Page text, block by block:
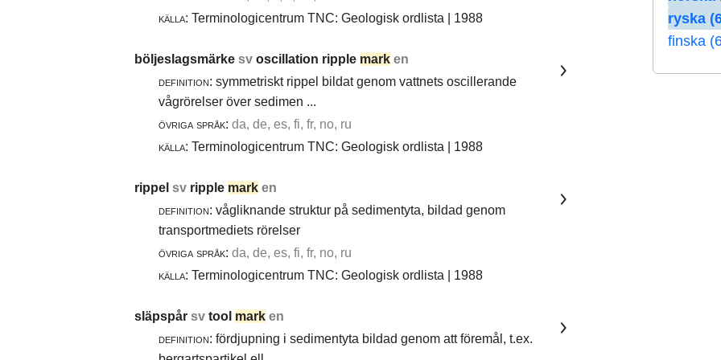
ryska
finska
källa: Terminologicentrum TNC: Geologisk ordlista | 1988
böljeslagsmärke sv oscillation ripple mark en
definition: symmetriskt rippel bildat genom vattnets oscillerande
vågrörelser över sedimen ...
övriga språk: da, de, es, fi, fr, no, ru
källa: Terminologicentrum TNC: Geologisk ordlista | 1988
rippel sv ripple mark en
definition: vågliknande struktur på sedimentyta, bildad genom
transportmediets rörelser
övriga språk: da, de, es, fi, fr, no, ru
källa: Terminologicentrum TNC: Geologisk ordlista | 1988
släpspår sv tool mark en
definition: fördjupning i sedimentyta bildad genom att föremål, t.ex.